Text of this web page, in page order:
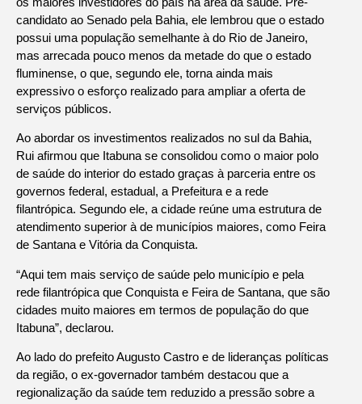
candidato ao Senado pela Bahia, ele lembrou que o estado
possui uma população semelhante à do Rio de Janeiro,
mas arrecada pouco menos da metade do que o estado
fluminense, o que, segundo ele, torna ainda mais
expressivo o esforço realizado para ampliar a oferta de
serviços públicos.
Ao abordar os investimentos realizados no sul da Bahia,
Rui afirmou que Itabuna se consolidou como o maior polo
de saúde do interior do estado graças à parceria entre os
governos federal, estadual, a Prefeitura e a rede
filantrópica. Segundo ele, a cidade reúne uma estrutura de
atendimento superior à de municípios maiores, como Feira
de Santana e Vitória da Conquista.
“Aqui tem mais serviço de saúde pelo município e pela
rede filantrópica que Conquista e Feira de Santana, que são
cidades muito maiores em termos de população do que
Itabuna”, declarou.
Ao lado do prefeito Augusto Castro e de lideranças políticas
da região, o ex-governador também destacou que a
regionalização da saúde tem reduzido a pressão sobre a